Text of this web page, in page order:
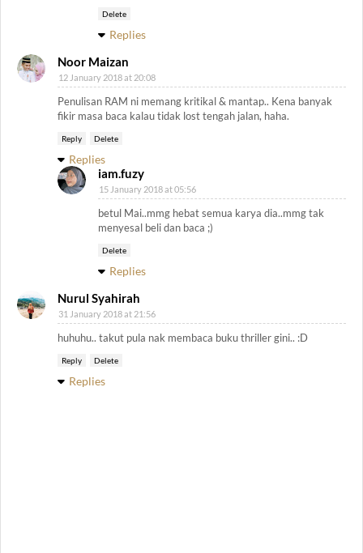
Delete
Replies
Noor Maizan
12 January 2018 at 20:08
Penulisan RAM ni memang kritikal & mantap.. Kena banyak
fikir masa baca kalau tidak lost tengah jalan, haha.
Reply Delete
Replies
iam.fuzy
15 January 2018 at 05:56
betul Mai..mmg hebat semua karya dia..mmg tak
menyesal beli dan baca ;)
Delete
Replies
Nurul Syahirah
31 January 2018 at 21:56
huhuhu.. takut pula nak membaca buku thriller gini.. :D
Reply Delete
Replies